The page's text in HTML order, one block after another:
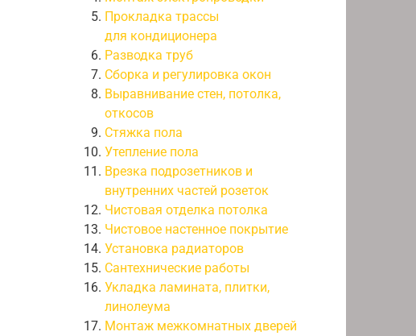
Прокладка трассы
для кондиционера
Разводка труб
Сборка и регулировка окон
Выравнивание стен, потолка,
откосов
Стяжка пола
Утепление пола
Врезка подрозетников и
внутренних частей розеток
Чистовая отделка потолка
Чистовое настенное покрытие
Установка радиаторов
Сантехнические работы
Укладка ламината, плитки,
линолеума
Монтаж межкомнатных дверей